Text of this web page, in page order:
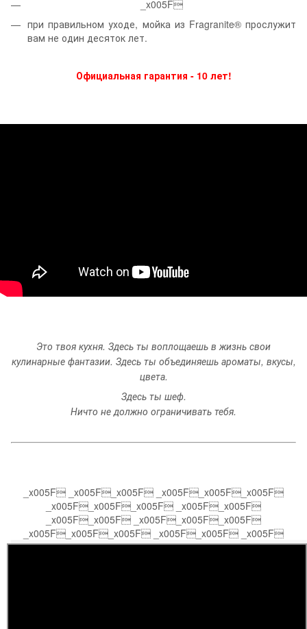
_x005F
при правильном уходе, мойка из Fragranite® прослужит
вам не один десяток лет.
Официальная гарантия - 10 лет!
Это твоя кухня. Здесь ты воплощаешь в жизнь свои
кулинарные фантазии. Здесь ты объединяешь ароматы, вкусы,
цвета.
Здесь ты шеф.
Ничто не должно ограничивать тебя.
_x005F _x005F_x005F _x005F_x005F_x005F
_x005F_x005F_x005F _x005F_x005F
_x005F_x005F _x005F_x005F_x005F
_x005F_x005F_x005F _x005F_x005F _x005F